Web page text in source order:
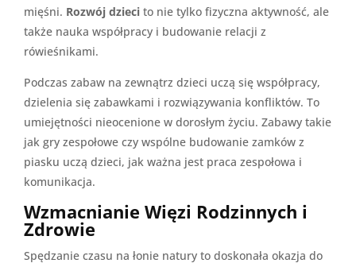
mięśni. Rozwój dzieci to nie tylko fizyczna aktywność, ale
także nauka współpracy i budowanie relacji z
rówieśnikami.
Podczas zabaw na zewnątrz dzieci uczą się współpracy,
dzielenia się zabawkami i rozwiązywania konfliktów. To
umiejętności nieocenione w dorosłym życiu. Zabawy takie
jak gry zespołowe czy wspólne budowanie zamków z
piasku uczą dzieci, jak ważna jest praca zespołowa i
komunikacja.
Wzmacnianie Więzi Rodzinnych i
Zdrowie
Spędzanie czasu na łonie natury to doskonała okazja do